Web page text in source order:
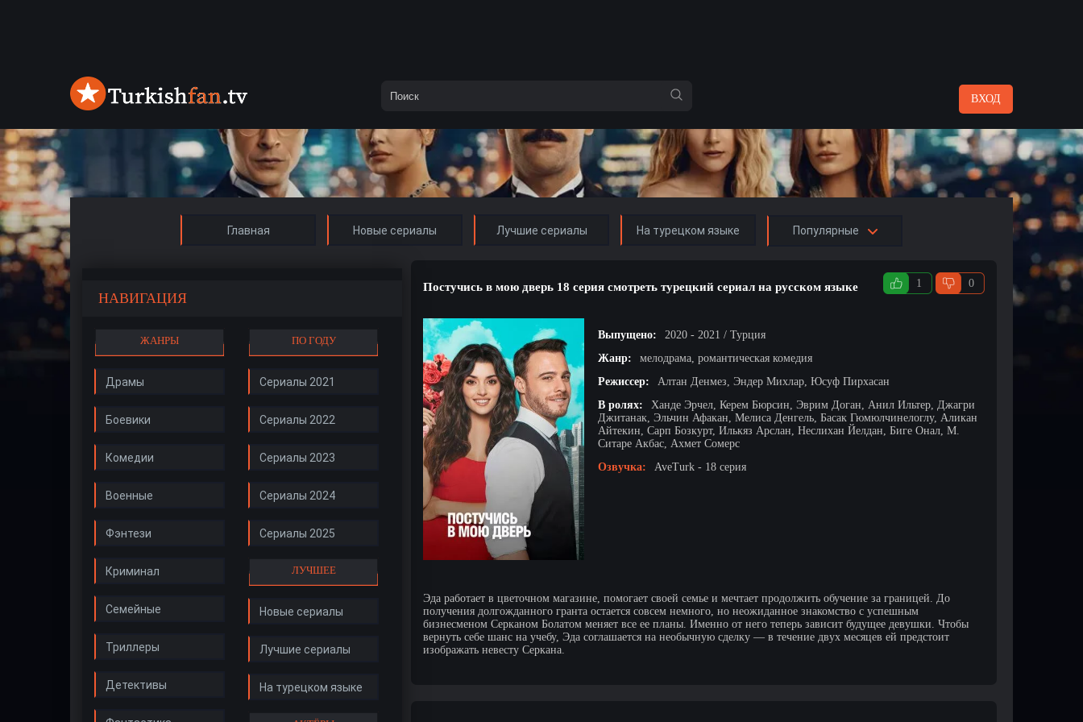
ВХОД
Главная Новые сериалы Лучшие сериалы На турецком языке Популярные
НАВИГАЦИЯ
ЖАНРЫ
Драмы
Боевики
Комедии
Военные
Фэнтези
Криминал
Семейные
Триллеры
Детективы
ПО ГОДУ
Сериалы 2021
Сериалы 2022
Сериалы 2023
Сериалы 2024
Сериалы 2025
ЛУЧШЕЕ
Новые сериалы
Лучшие сериалы
На турецком языке
Постучись в мою дверь 18 серия смотреть турецкий сериал на русском языке 1 0
Выпущено:
2020 - 2021 / Турция
Жанр:
мелодрама, романтическая комедия
Режиссер:
Алтан Денмез, Эндер Михлар, Юсуф Пирхасан
В ролях:
Ханде Эрчел, Керем Бюрсин, Эврим Доган, Анил Ильтер, Джагри
Джитанак, Эльчин Афакан, Мелиса Денгель, Басак Гюмюлчинелоглу, Аликан
Айтекин, Сарп Бозкурт, Илькяз Арслан, Неслихан Йелдан, Биге Онал, М.
Ситаре Акбас, Ахмет Сомерс
Озвучка:
AveTurk - 18 серия
Эда работает в цветочном магазине, помогает своей семье и мечтает продолжить обучение за границей. До
получения долгожданного гранта остается совсем немного, но неожиданное знакомство с успешным
бизнесменом Серканом Болатом меняет все ее планы. Именно от него теперь зависит будущее девушки. Чтобы
вернуть себе шанс на учебу, Эда соглашается на необычную сделку — в течение двух месяцев ей предстоит
изображать невесту Серкана.